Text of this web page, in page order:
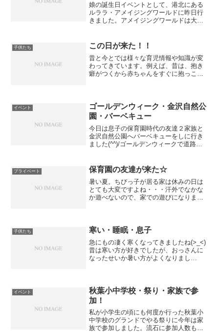
娘の誕生日イベントとして、港北にある
ルララ・アメイジングワールドに昨日行
きました。アメイジングワールドは大き
などなど、数多くのアトラクションがあ
ります。 息子は永遠とす...
子供たち この日が来た！！
昔と今とでは様々な育児情報や知識が変
わってきています。例えば、昔は、抱き
癖がつくから赤ちゃんをすぐに抱っこし
断力が向上するので良い...
イベント
ゴールデンウィーク・金沢自然公
園・バーベキュー
今日は息子の保育園時代の友達２家族と
金沢自然公園へバーベキューをしに行き
ました(^^)/ゴールデンウィークで道路状
野インターから高速道路に乗りました
が、一般道も高速道路...
プライベート 保育園の友達が来た☆
暑い夏。ちびっ子が居る家は休みの日は
とても大変ですよね・・・汗外でなかな
か遊べないので、家での遊びになりま
くたです・・・涙 そこで、...
子供たち 寒い・睡眠・息子
急にもの凄く寒くなってきましたね(>_<)
昔は寒い方が好きでしたが、おっさんに
なったせいか暑い方がよくなりまし
するのが一緒に...
イベント
秋葉小中学校・祭り・家族で参
加！
私が小学生の頃にも何度か行った秋葉小
中学校のグランドでやる祭りに今年は家
族で参加しました。流石に参加人数も多